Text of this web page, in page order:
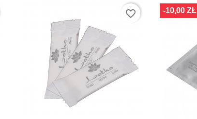
favorite_border -10,00 ZŁ